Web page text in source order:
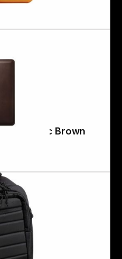
Nomad Leather Passport Wallet Rustic Brown